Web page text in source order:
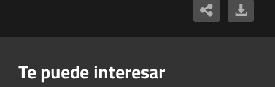
Te puede interesar